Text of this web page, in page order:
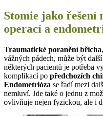
Stomie jako řešení
operací a
Traumatické poranění břicha
vážných pádech, může být
některých pacientů je potřeba
komplikací po předchozích
Endometrióza se řadí mezi
nemluví. Jde také o jednu z
ovlivňuje nejen fyzickou, ale i